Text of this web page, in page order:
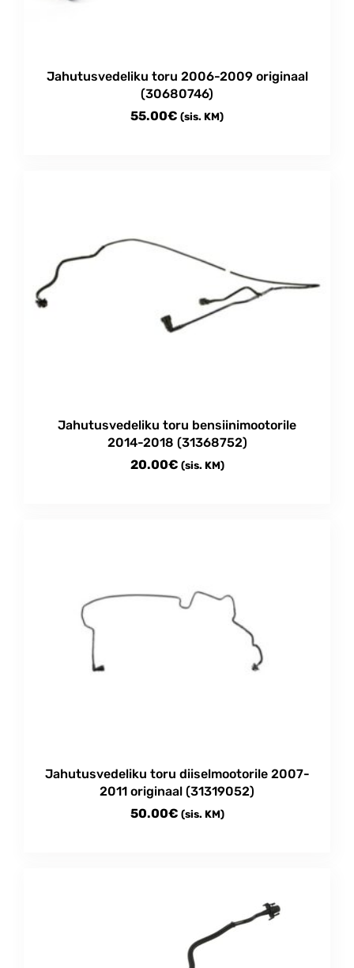
Jahutusvedeliku toru 2006-2009 originaal
(30680746)
55.00€ (sis. KM)
Jahutusvedeliku toru bensiinimootorile
2014-2018 (31368752)
20.00€ (sis. KM)
Jahutusvedeliku toru diiselmootorile 2007-
2011 originaal (31319052)
50.00€ (sis. KM)